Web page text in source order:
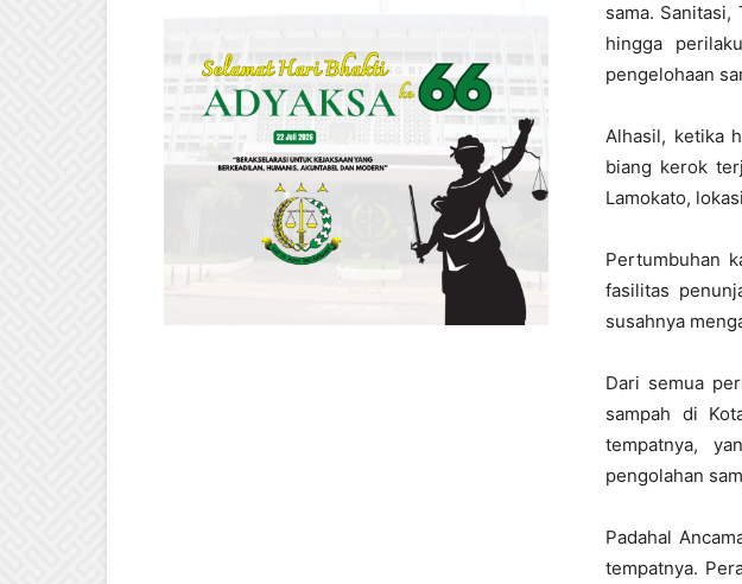
sama.
hingga
pengelohaan
Alhasil, ketika
biang kerok
Lamokato,
Pertumbuhan
fasilitas
susahnya
Dari semua
sampah di
tempatnya,
pengolahan
Padahal
tempatnya.